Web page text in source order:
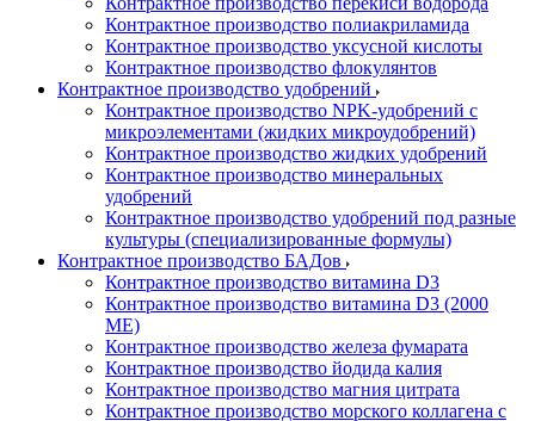
Контрактное производство полиакриламида
Контрактное производство уксусной кислоты
Контрактное производство флокулянтов
Контрактное производство удобрений
Контрактное производство NPK-удобрений с
микроэлементами (жидких микроудобрений)
Контрактное производство жидких удобрений
Контрактное производство минеральных
удобрений
Контрактное производство удобрений под разные
культуры (специализированные формулы)
Контрактное производство БАДов
Контрактное производство витамина D3
Контрактное производство витамина D3 (2000
МЕ)
Контрактное производство железа фумарата
Контрактное производство йодида калия
Контрактное производство магния цитрата
Контрактное производство морского коллагена с